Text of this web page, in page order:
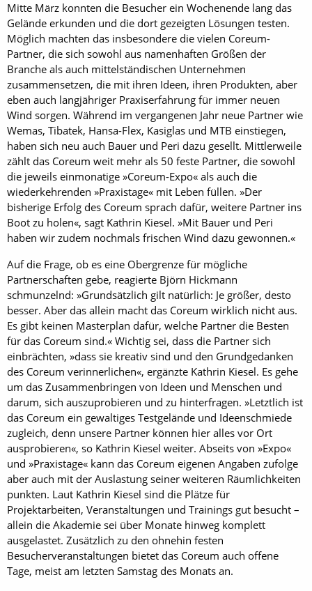
Mitte März konnten die Besucher ein Wochenende lang das
Gelände erkunden und die dort gezeigten Lösungen testen.
Möglich machten das insbesondere die vielen Coreum-
Partner, die sich sowohl aus namenhaften Größen der
Branche als auch mittelständischen Unternehmen
zusammensetzen, die mit ihren Ideen, ihren Produkten, aber
eben auch langjähriger Praxiserfahrung für immer neuen
Wind sorgen. Während im vergangenen Jahr neue Partner wie
Wemas, Tibatek, Hansa-Flex, Kasiglas und MTB einstiegen,
haben sich neu auch Bauer und Peri dazu gesellt. Mittlerweile
zählt das Coreum weit mehr als 50 feste Partner, die sowohl
die jeweils einmonatige »Coreum-Expo« als auch die
wiederkehrenden »Praxistage« mit Leben füllen. »Der
bisherige Erfolg des Coreum sprach dafür, weitere Partner ins
Boot zu holen«, sagt Kathrin Kiesel. »Mit Bauer und Peri
haben wir zudem nochmals frischen Wind dazu gewonnen.«
Auf die Frage, ob es eine Obergrenze für mögliche
Partnerschaften gebe, reagierte Björn Hickmann
schmunzelnd: »Grundsätzlich gilt natürlich: Je größer, desto
besser. Aber das allein macht das Coreum wirklich nicht aus.
Es gibt keinen Masterplan dafür, welche Partner die Besten
für das Coreum sind.« Wichtig sei, dass die Partner sich
einbrächten, »dass sie kreativ sind und den Grundgedanken
des Coreum verinnerlichen«, ergänzte Kathrin Kiesel. Es gehe
um das Zusammenbringen von Ideen und Menschen und
darum, sich auszuprobieren und zu hinterfragen. »Letztlich ist
das Coreum ein gewaltiges Testgelände und Ideenschmiede
zugleich, denn unsere Partner können hier alles vor Ort
ausprobieren«, so Kathrin Kiesel weiter. Abseits von »Expo«
und »Praxistage« kann das Coreum eigenen Angaben zufolge
aber auch mit der Auslastung seiner weiteren Räumlichkeiten
punkten. Laut Kathrin Kiesel sind die Plätze für
Projektarbeiten, Veranstaltungen und Trainings gut besucht –
allein die Akademie sei über Monate hinweg komplett
ausgelastet. Zusätzlich zu den ohnehin festen
Besucherveranstaltungen bietet das Coreum auch offene
Tage, meist am letzten Samstag des Monats an.